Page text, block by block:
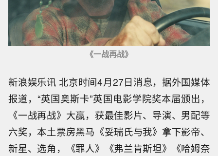
《一战再战》
新浪娱乐讯 北京时间4月27日消息，据外国媒体
报道，“英国奥斯卡”英国电影学院奖本届颁出，
《一战再战》大赢，获最佳影片、导演、男配等
六奖，本土票房黑马《妥瑞氏与我》拿下影帝、
新星、选角，《罪人》《弗兰肯斯坦》《哈姆奈